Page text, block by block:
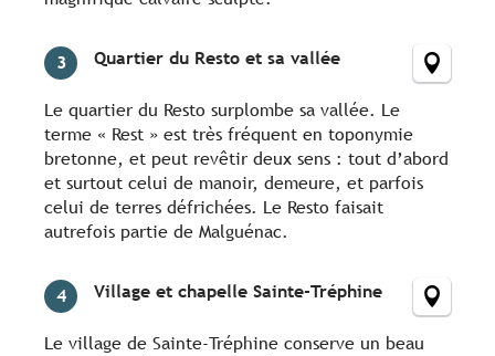
3 Quartier du Resto et sa vallée
Le quartier du Resto surplombe sa vallée. Le
terme « Rest » est très fréquent en toponymie
bretonne, et peut revêtir deux sens : tout d’abord
et surtout celui de manoir, demeure, et parfois
celui de terres défrichées. Le Resto faisait
autrefois partie de Malguénac.
4 Village et chapelle Sainte-Tréphine
Le village de Sainte-Tréphine conserve un beau